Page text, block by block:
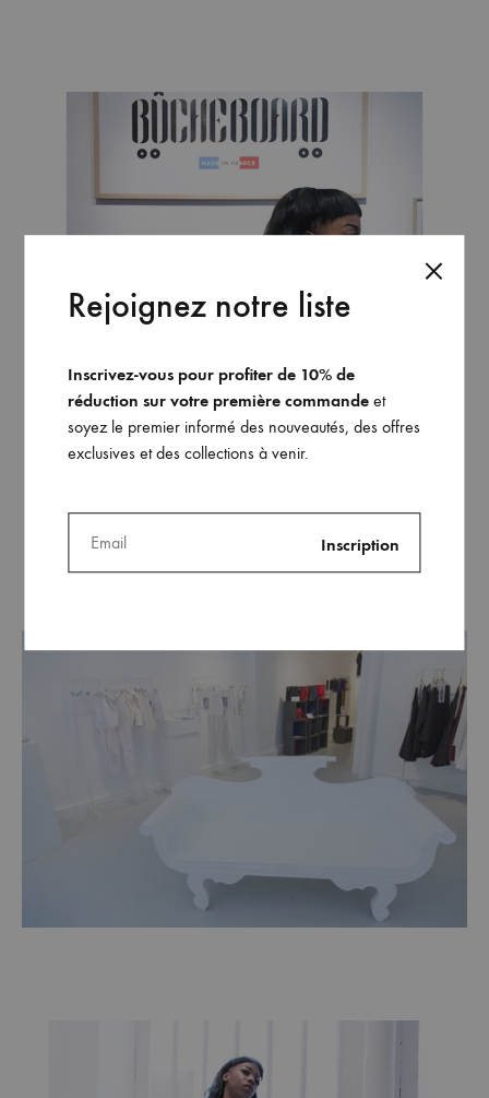
Rejoignez notre liste
Inscrivez-vous pour profiter de 10% de
réduction sur votre première commande et
soyez le premier informé des nouveautés, des offres
exclusives et des collections à venir.